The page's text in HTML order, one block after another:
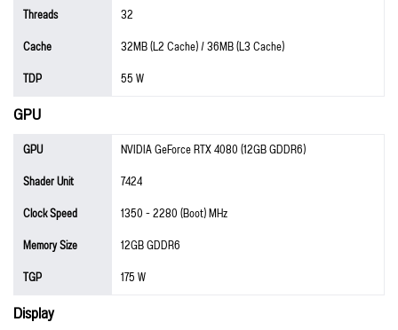
Threads
32
Cache
32MB (L2 Cache) / 36MB (L3 Cache)
TDP
55 W
GPU
GPU
NVIDIA GeForce RTX 4080 (12GB GDDR6)
Shader Unit
7424
Clock Speed
1350 - 2280 (Boot) MHz
Memory Size
12GB GDDR6
TGP
175 W
Display